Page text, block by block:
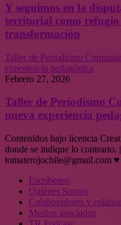
Y seguimos en la
territorial como
transformación
Taller de Periodismo
experiencia pedagógica
Febrero 27, 2026
Taller de Periodismo
nueva experiencia
Contenidos bajo licencia
donde se indique lo contrario.
tomaterojochile@gmail.com ♥
Escríbenos
Quiénes Somos
Colaboradores y
Medios asociados